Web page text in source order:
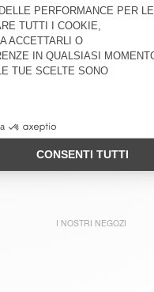
T-SHIRT BAMBINI FIZVALLEY
NON DISPONIBILE
€ 45 -30% € 31,50
€ 40 -30%
I NOSTRI NEGOZI